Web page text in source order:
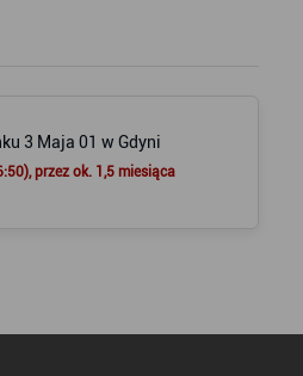
3 Maja 01 w Gdyni
przez ok. 1,5 miesiąca